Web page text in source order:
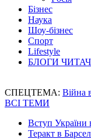
Бізнес
Наука
Шоу-бізнес
Спорт
Lifestyle
БЛОГИ
СПЕЦТЕМА: Війна
ВСІ ТЕМИ
Вступ України
Теракт в